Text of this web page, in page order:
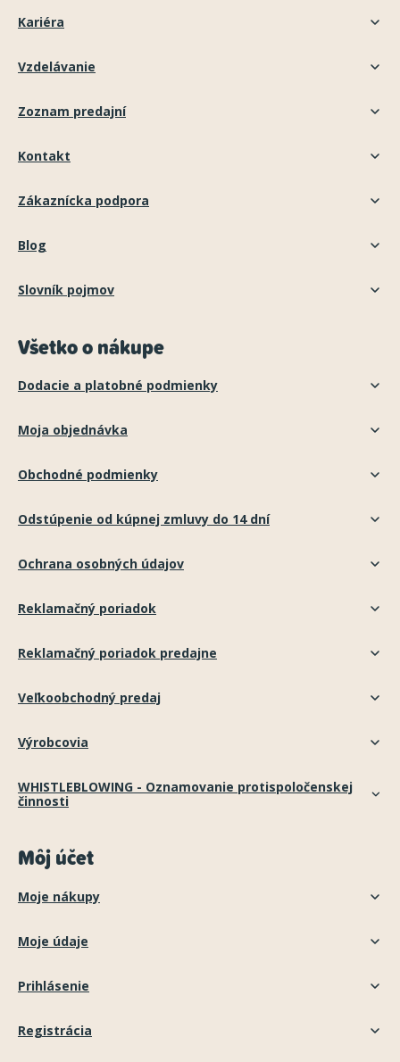
Kariéra
Vzdelávanie
Zoznam predajní
Kontakt
Zákaznícka podpora
Blog
Slovník pojmov
Všetko o nákupe
Dodacie a platobné podmienky
Moja objednávka
Obchodné podmienky
Odstúpenie od kúpnej zmluvy do 14 dní
Ochrana osobných údajov
Reklamačný poriadok
Reklamačný poriadok predajne
Veľkoobchodný predaj
Výrobcovia
WHISTLEBLOWING - Oznamovanie protispoločenskej
činnosti
Môj účet
Moje nákupy
Moje údaje
Prihlásenie
Registrácia